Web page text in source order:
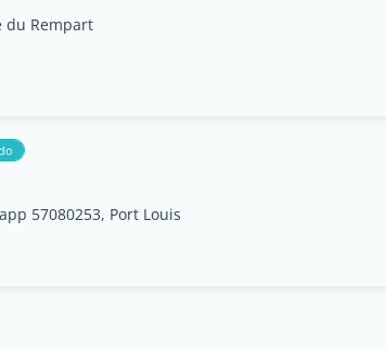
du Rempart
57080253, Port Louis